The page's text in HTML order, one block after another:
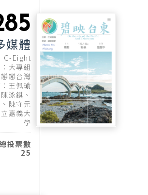
媒體
G-Eight
大專組
戀台灣
王佩瑜
泳錤、
陳守元
嘉義大
學
投票數
25